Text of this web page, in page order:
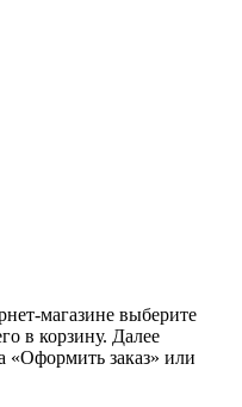
магазине выберите
в корзину. Далее
«Оформить заказ» или